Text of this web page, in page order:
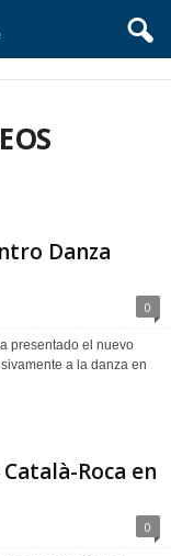
DE LOS MUSEOS
ARQUITECTURA
Danza
0
presentado el nuevo
a la danza en
Roca en
0